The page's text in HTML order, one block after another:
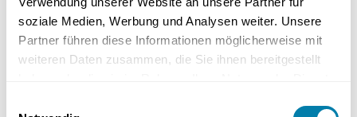
soziale Medien, Werbung und Analysen weiter. Unsere
Partner führen diese Informationen möglicherweise mit
weiteren Daten zusammen, die Sie ihnen bereitgestellt
Bei welchen Vaillant-Modellen tritt
der Fehler F733 häufig auf?